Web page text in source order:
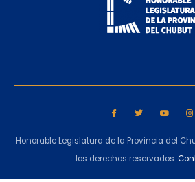
Honorable Legislatura de la Provincia del
los derechos reservados.